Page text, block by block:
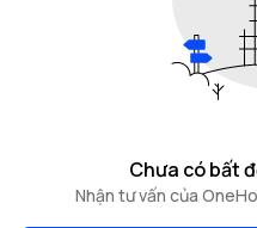
Chưa có bất
Nhận tư vấn của